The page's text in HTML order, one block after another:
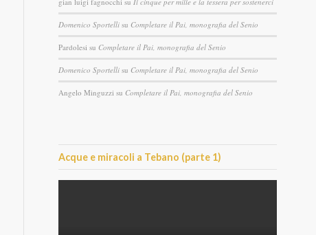
Domenico Sportelli su Completare il Pai, monografia del Senio
Pardolesi su Completare il Pai, monografia del Senio
Domenico Sportelli su Completare il Pai, monografia del Senio
Angelo Minguzzi su Completare il Pai, monografia del Senio
Acque e miracoli a Tebano (parte 1)